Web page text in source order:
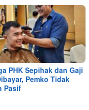
PHK Sepihak dan Gaji
Pemko Tidak
Pasif